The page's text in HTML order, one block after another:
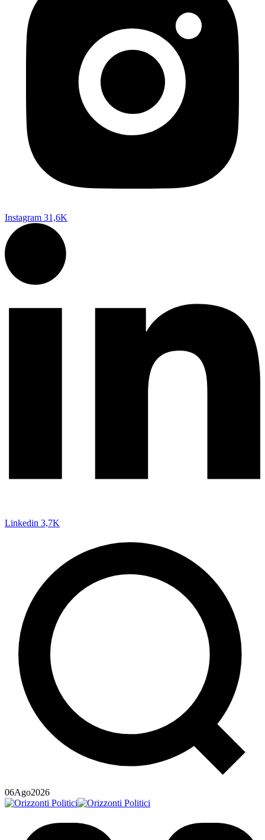
Instagram 31,6K
Linkedin 3,7K
06Ago2026